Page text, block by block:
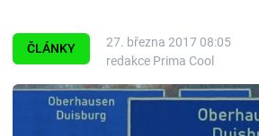
ČLÁNKY
27. března 2017 08:05
redakce Prima Cool